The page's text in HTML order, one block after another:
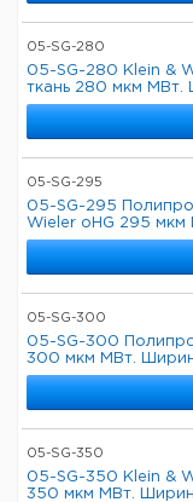
05-SG-280
05-SG-280 Klein &
ткань 280 мкм МВт.
05-SG-295
05-SG-295
Wieler oHG 295 мкм
05-SG-300
05-SG-300
300 мкм МВт.
05-SG-350
05-SG-350 Klein &
350 мкм МВт.